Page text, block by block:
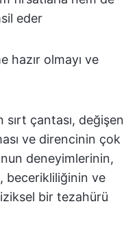
eder
hazır olmayı ve
sırt çantası, değişen
ve direncinin çok
deneyimlerinin,
becerikliliğinin ve
bir tezahürü